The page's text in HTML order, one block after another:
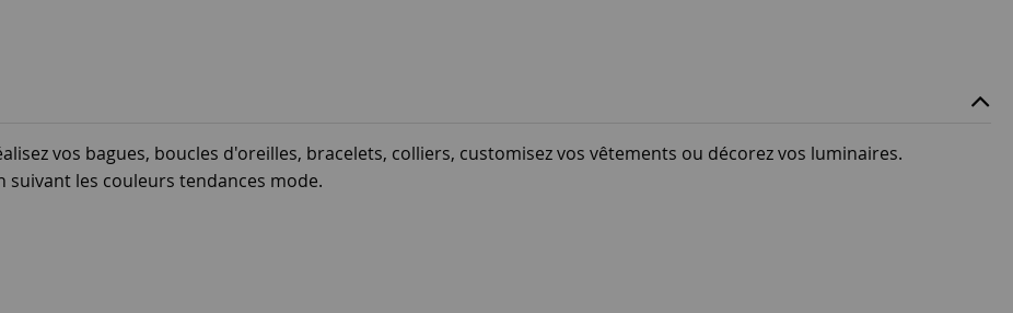
vos bagues, boucles d'oreilles, bracelets, colliers, customisez vos vêtements ou décorez vos luminaires.
suivant les couleurs tendances mode.